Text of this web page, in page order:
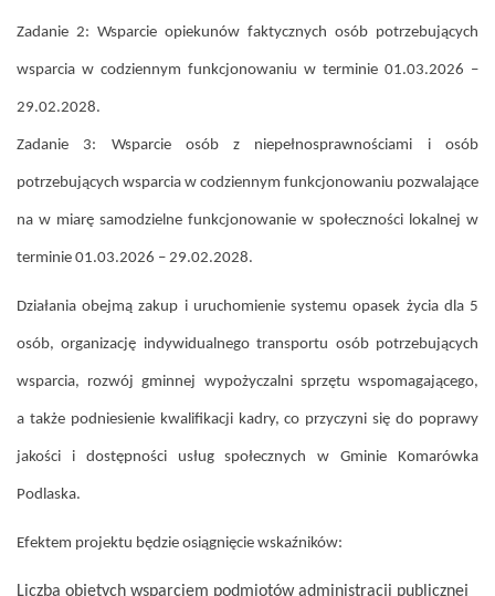
Zadanie 2: Wsparcie opiekunów faktycznych osób potrzebujących
wsparcia w codziennym funkcjonowaniu w terminie 01.03.2026 –
29.02.2028.
Zadanie 3: Wsparcie osób z niepełnosprawnościami i osób
potrzebujących wsparcia w codziennym funkcjonowaniu pozwalające
na w miarę samodzielne funkcjonowanie w społeczności lokalnej w
terminie 01.03.2026 – 29.02.2028.
Działania obejmą zakup i uruchomienie systemu opasek życia dla 5
osób, organizację indywidualnego transportu osób potrzebujących
wsparcia, rozwój gminnej wypożyczalni sprzętu wspomagającego,
a także podniesienie kwalifikacji kadry, co przyczyni się do poprawy
jakości i dostępności usług społecznych w Gminie Komarówka
Podlaska.
Efektem projektu będzie osiągnięcie wskaźników:
Liczba objętych wsparciem podmiotów administracji publicznej